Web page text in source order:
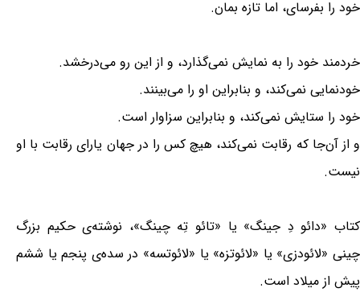
خود را بفرسای، اما تازه بمان.
خردمند خود را به نمایش نمی‌گذارد، و از این رو می‌درخشد.
خودنمایی نمی‌کند، و بنابراین او را می‌بینند.
خود را ستایش نمی‌کند، و بنابراین سزاوار است.
و از آن‌جا که رقابت نمی‌کند، هیچ کس را در جهان یارای رقابت با او
نیست.
کتاب «دائو دِ جینگ» یا «تائو تِه چینگ»، نوشته‌ی حکیم بزرگ
چینی «لائودزی» یا «لائوتزه» یا «لائوتسه» در سده‌ی پنجم یا ششم
پیش از میلاد است.